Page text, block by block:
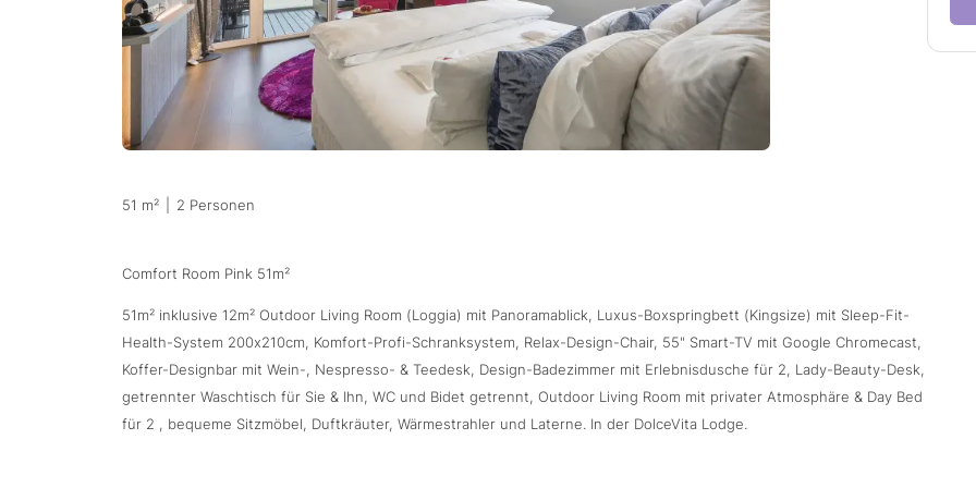
51 m² 2 Personen
Comfort Room Pink 51m²
51m² inklusive 12m² Outdoor Living Room (Loggia) mit Panoramablick, Luxus-Boxspringbett (Kingsize) mit Sleep-Fit-
Health-System 200x210cm, Komfort-Profi-Schranksystem, Relax-Design-Chair, 55" Smart-TV mit Google Chromecast,
Koffer-Designbar mit Wein-, Nespresso- & Teedesk, Design-Badezimmer mit Erlebnisdusche für 2, Lady-Beauty-Desk,
getrennter Waschtisch für Sie & Ihn, WC und Bidet getrennt, Outdoor Living Room mit privater Atmosphäre & Day Bed
für 2 , bequeme Sitzmöbel, Duftkräuter, Wärmestrahler und Laterne. In der DolceVita Lodge.